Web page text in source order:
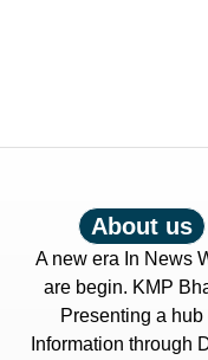
About us
A new era In News
are begin. KMP
Presenting a hub
Information through